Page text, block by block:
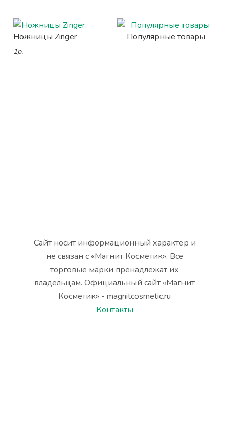
Ножницы Zinger
1р.
Популярные товары
Сайт носит информационный характер и
не связан с «Магнит Косметик». Все
торговые марки пренадлежат их
владельцам. Официальный сайт «Магнит
Косметик» - magnitcosmetic.ru
Контакты